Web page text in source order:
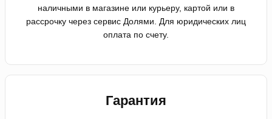
наличными в магазине или курьеру, картой или в
рассрочку через сервис Долями. Для юридических лиц
оплата по счету.
Гарантия